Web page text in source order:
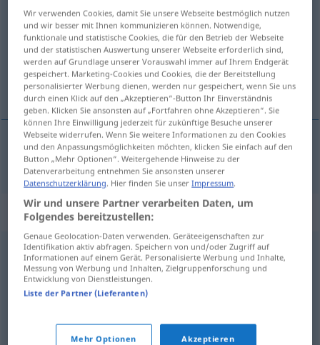
ordinäradj
Übersicht aller Übersetzungen
(Für mehr Details die Übersetzung anklicken/antippen)
ordinaran, prostački
ordinaran,prostački ordinär
Synonyme für "ordinär"
billig
vulgär,anstößig,geschmacklos
Wir verwenden Cookies, damit Sie unsere Webseite bestmöglich nutzen
und wir besser mit Ihnen kommunizieren können. Notwendige,
funktionale und statistische Cookies, die für den Betrieb der Webseite
und der statistischen Auswertung unserer Webseite erforderlich sind,
werden auf Grundlage unserer Vorauswahl immer auf Ihrem Endgerät
gespeichert. Marketing-Cookies und Cookies, die der Bereitstellung
personalisierter Werbung dienen, werden nur gespeichert, wenn Sie uns
durch einen Klick auf den „Akzeptieren“-Button Ihr Einverständnis
geben. Klicken Sie ansonsten auf „Fortfahren ohne Akzeptieren“. Sie
können Ihre Einwilligung jederzeit für zukünftige Besuche unserer
Webseite widerrufen. Wenn Sie weitere Informationen zu den Cookies
und den Anpassungsmöglichkeiten möchten, klicken Sie einfach auf den
Button „Mehr Optionen“. Weitergehende Hinweise zu der
Datenverarbeitung entnehmen Sie ansonsten unserer
Datenschutzerklärung. Hier finden Sie unserImpressum.
Wir und unsere Partner verarbeiten Daten, um
Folgendes bereitzustellen:
Genaue Geolocation-Daten verwenden. Geräteeigenschaften zur
Identifikation aktiv abfragen. Speichern von und/oder Zugriff auf
Informationen auf einem Gerät. Personalisierte Werbung und Inhalte,
Messung von Werbung und Inhalten, Zielgruppenforschung und
Entwicklung von Dienstleistungen.
Liste der Partner (Lieferanten)
Mehr Optionen Akzeptieren